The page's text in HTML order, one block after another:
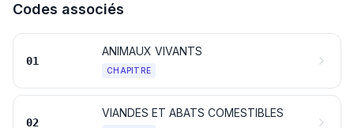
Codes associés
01
ANIMAUX VIVANTS
CHAPITRE
02
VIANDES ET ABATS COMESTIBLES